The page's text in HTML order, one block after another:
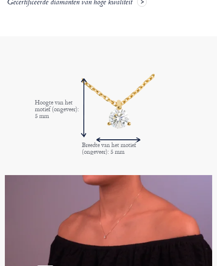
Gecertificeerde diamanten van hoge kwaliteit
Hoogte van het
motief (ongeveer):
5 mm
Breedte van het motief
(ongeveer): 5 mm